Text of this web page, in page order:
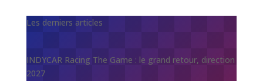
Les derniers articles
INDYCAR Racing The Game : le grand retour, direction
2027